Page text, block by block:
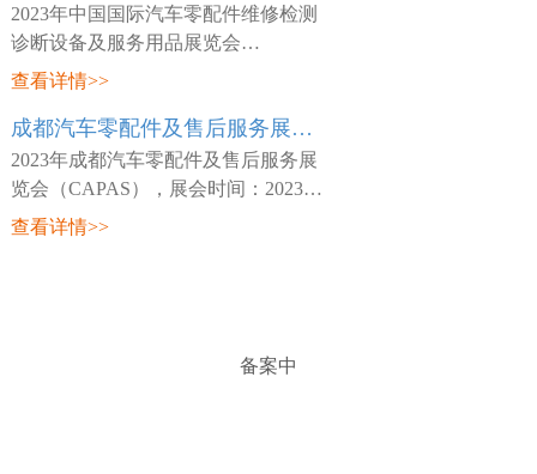
心(天津)，主
2023年中国国际汽车零配件维修检测
诊断设备及服务用品展览会
（Automechanika Shanghai），展会时
地点：中国-深圳-宝安区福海街道展城
路1号-深圳国际会
查看详情>>
成都汽车零配件及售后服务展览会 CAPAS
2023年成都汽车零配件及售后服务展
览会（CAPAS），展会时间：2023年
05月18日~05月20日，展会地点：中
查看详情>>
备案中